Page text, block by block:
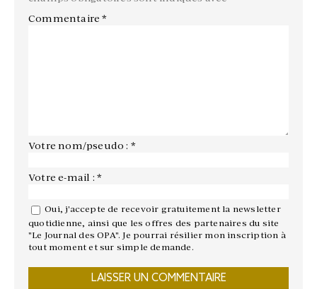
Commentaire*
Votre nom/pseudo : *
Votre e-mail : *
Oui, j'accepte de recevoir gratuitement la newsletter
quotidienne, ainsi que les offres des partenaires du site
"Le Journal des OPA". Je pourrai résilier mon inscription à
tout moment et sur simple demande.